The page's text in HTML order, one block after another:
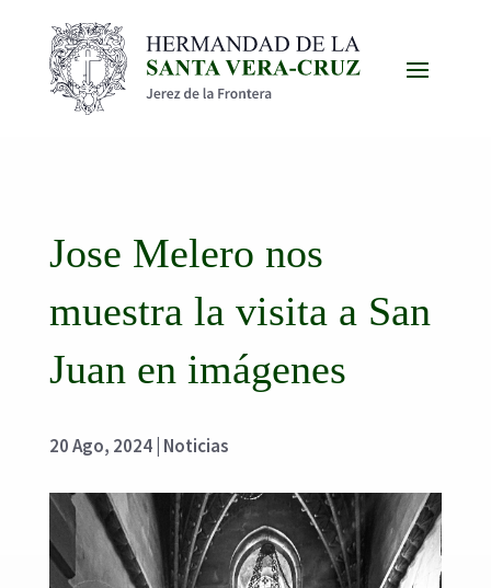
Jose Melero nos
muestra la visita a San
Juan en imágenes
20 Ago, 2024| Noticias